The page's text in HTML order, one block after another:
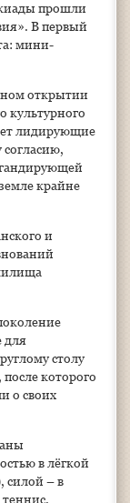
прошли
В первый
мини-
открытии
культурного
лидирующие
крайне
и
для
столу
которого
о своих
в лёгкой
силой – в